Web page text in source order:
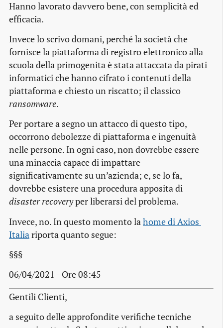
Hanno lavorato davvero bene, con semplicità ed
efficacia.
Invece lo scrivo domani, perché la società che
fornisce la piattaforma di registro elettronico alla
scuola della primogenita è stata attaccata da pirati
informatici che hanno cifrato i contenuti della
piattaforma e chiesto un riscatto; il classico
ransomware.
Per portare a segno un attacco di questo tipo,
occorrono debolezze di piattaforma e ingenuità
nelle persone. In ogni caso, non dovrebbe essere
una minaccia capace di impattare
significativamente su un’azienda; e, se lo fa,
dovrebbe esistere una procedura apposita di
disaster recoveryper liberarsi del problema.
Invece, no. In questo momento la home di Axios
Italia riporta quanto segue:
§§§
06/04/2021 - Ore 08:45
Gentili Clienti,
a seguito delle approfondite verifiche tecniche